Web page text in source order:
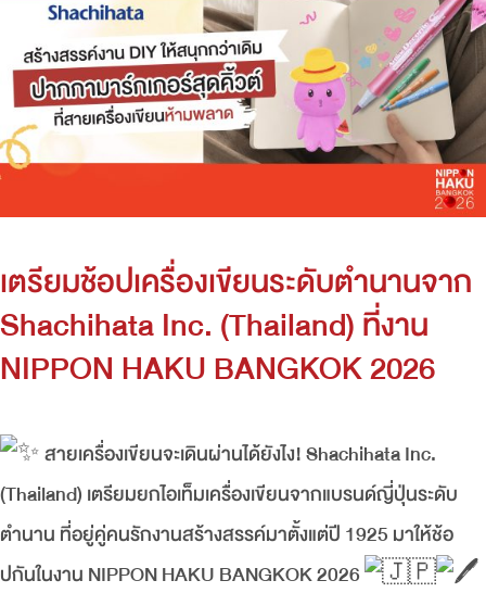
เตรียมช้อปเครื่องเขียนระดับตำนานจาก
Shachihata Inc. (Thailand) ที่งาน
NIPPON HAKU BANGKOK 2026
สายเครื่องเขียนจะเดินผ่านได้ยังไง! Shachihata Inc.
(Thailand) เตรียมยกไอเท็มเครื่องเขียนจากแบรนด์ญี่ปุ่นระดับ
ตำนาน ที่อยู่คู่คนรักงานสร้างสรรค์มาตั้งแต่ปี 1925 มาให้ช้อ
ปกันในงาน NIPPON HAKU BANGKOK 2026